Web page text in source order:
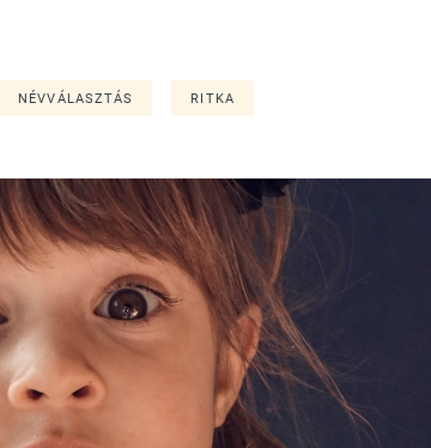
NÉVVÁLASZTÁS RITKA